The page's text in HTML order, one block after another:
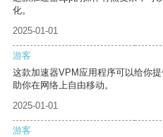
化。
2025-01-01
游客
这款加速器VPM应用程序可以给你
助你在网络上自由移动。
2025-01-01
游客